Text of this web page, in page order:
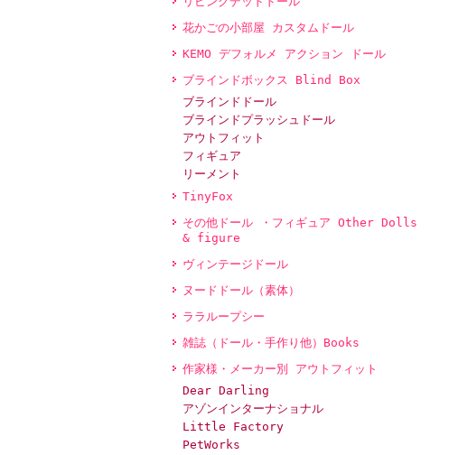
花かごの小部屋 カスタムドール
KEMO デフォルメ アクション ドール
ブラインドボックス Blind Box
ブラインドドール
ブラインドプラッシュドール
アウトフィット
フィギュア
リーメント
TinyFox
その他ドール ・フィギュア Other Dolls
& figure
ヴィンテージドール
ヌードドール（素体）
ララループシー
雑誌（ドール・手作り他）Books
作家様・メーカー別 アウトフィット
Dear Darling
アゾンインターナショナル
Little Factory
PetWorks